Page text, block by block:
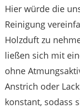
Hier würde die
Reinigung
Holzduft zu
ließen sich mit
ohne
Anstrich oder
konstant, sodass